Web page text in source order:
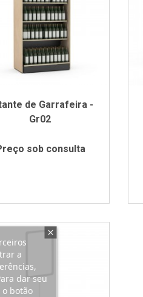
de Garrafeira -
Gr02
sob consulta
a
dar seu
botão